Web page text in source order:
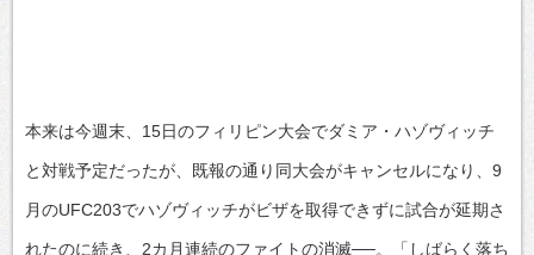
本来は今週末、15日のフィリピン大会でダミア・ハゾヴィッチ
と対戦予定だったが、既報の通り同大会がキャンセルになり、9
月のUFC203でハゾヴィッチがビザを取得できずに試合が延期さ
れたのに続き、2カ月連続のファイトの消滅──。「しばらく落ち